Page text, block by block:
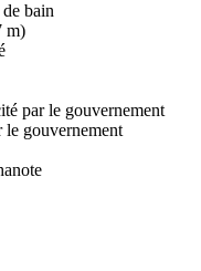
bain
m)
par le gouvernement
le gouvernement